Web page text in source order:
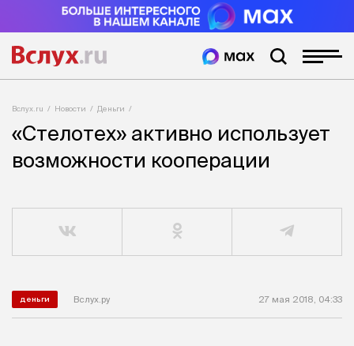
Вслух.ru Новости Деньги
«Стелотех» активно использует
возможности кооперации
деньги Вслух.ру 27 мая 2018, 04:33